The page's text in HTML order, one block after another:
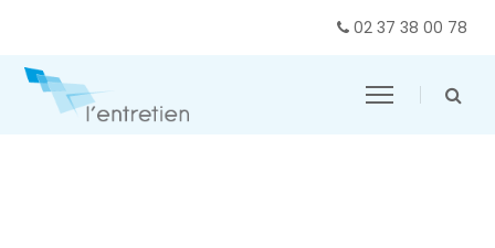
02 37 38 00 78